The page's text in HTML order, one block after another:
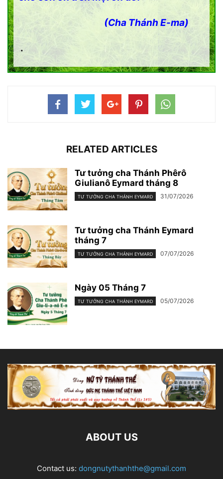
(Cha Thánh E-ma)
.
RELATED ARTICLES
Tư tưởng cha Thánh Phêrô
Giulianô Eymard tháng 8
TƯ TƯỞNG CHA THÁNH EYMARD 31/07/2026
Tư tưởng cha Thánh Eymard
tháng 7
TƯ TƯỞNG CHA THÁNH EYMARD 07/07/2026
Ngày 05 Tháng 7
TƯ TƯỞNG CHA THÁNH EYMARD 05/07/2026
ABOUT US
Contact us: dongnutythanhthe@gmail.com